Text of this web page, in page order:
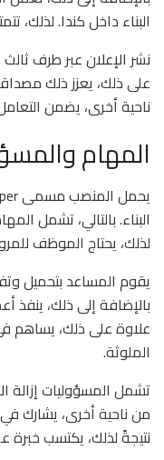
البناء داخل كندا. لذلك،
على ذلك، يعزز ذلك
ناحية أخرى، يضمن
المهام
البناء. بالتالي، تشمل
لذلك، يحتاج الموظف
يقوم المساعد بتحميل
بالإضافة إلى ذلك، ينفذ
علاوة على ذلك، يساهم
الملوثة.
تشمل المسؤوليات إزالة
من ناحية أخرى، يشارك
نتيجةً لذلك، يكتسب خبرة